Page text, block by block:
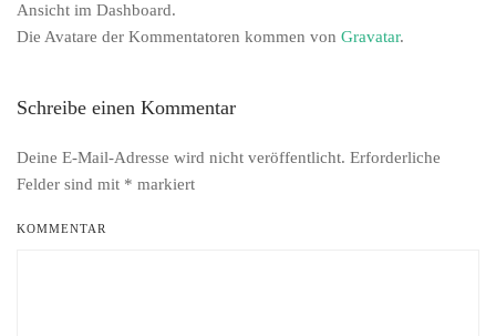
Ansicht im Dashboard.
Die Avatare der Kommentatoren kommen von Gravatar.
Schreibe einen Kommentar
Deine E-Mail-Adresse wird nicht veröffentlicht. Erforderliche
Felder sind mit * markiert
KOMMENTAR